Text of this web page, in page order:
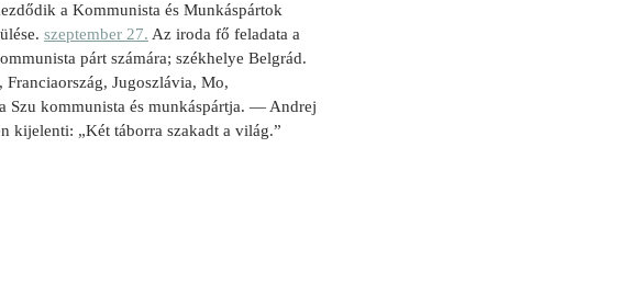
a Kommunista és Munkáspártok
szeptember 27. Az iroda fő feladata a
párt számára; székhelye Belgrád.
Jugoszlávia, Mo,
Szu kommunista és munkáspártja. — Andrej
kijelenti: „Két táborra szakadt a világ.”